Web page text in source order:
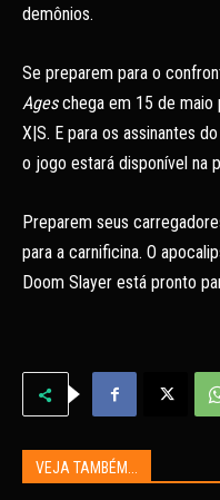
demônios.
Se preparem para o
Ageschega em 15 de maio
X|S. E para os assinantes
o jogo estará disponível na
Preparem seus
para a carnificina. O
Doom Slayer está pronto
VEJA TAMBÉM...